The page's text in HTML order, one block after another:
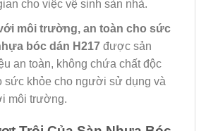
cho việc vệ sinh sàn nhà.
môi trường, an toàn cho sức
bóc dán H217được sản
an toàn, không chứa chất độc
sức khỏe cho người sử dụng và
môi trường.